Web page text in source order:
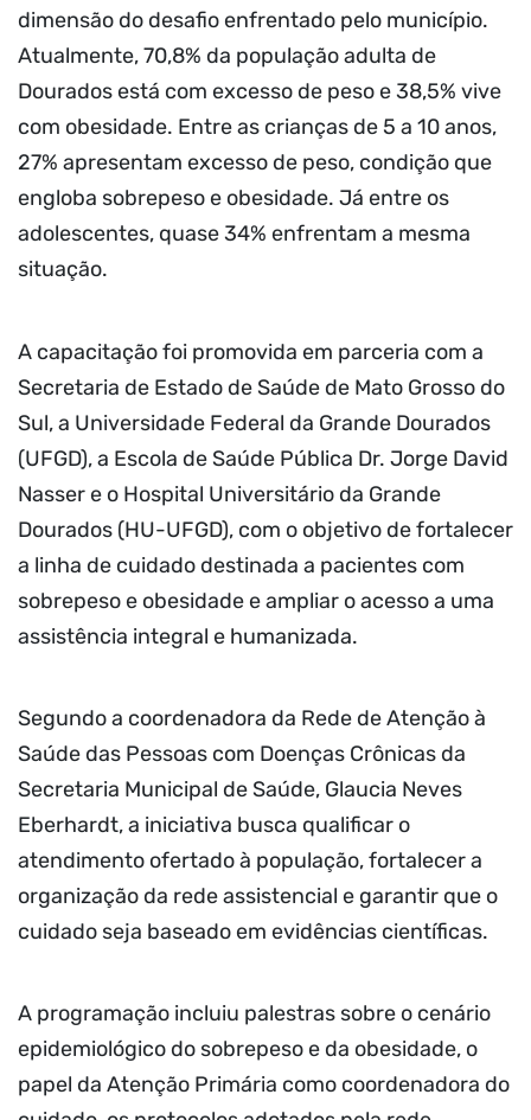
dimensão do desafio enfrentado pelo município.
Atualmente, 70,8% da população adulta de
Dourados está com excesso de peso e 38,5% vive
com obesidade. Entre as crianças de 5 a 10 anos,
27% apresentam excesso de peso, condição que
engloba sobrepeso e obesidade. Já entre os
adolescentes, quase 34% enfrentam a mesma
situação.
A capacitação foi promovida em parceria com a
Secretaria de Estado de Saúde de Mato Grosso do
Sul, a Universidade Federal da Grande Dourados
(UFGD), a Escola de Saúde Pública Dr. Jorge David
Nasser e o Hospital Universitário da Grande
Dourados (HU-UFGD), com o objetivo de fortalecer
a linha de cuidado destinada a pacientes com
sobrepeso e obesidade e ampliar o acesso a uma
assistência integral e humanizada.
Segundo a coordenadora da Rede de Atenção à
Saúde das Pessoas com Doenças Crônicas da
Secretaria Municipal de Saúde, Glaucia Neves
Eberhardt, a iniciativa busca qualificar o
atendimento ofertado à população, fortalecer a
organização da rede assistencial e garantir que o
cuidado seja baseado em evidências científicas.
A programação incluiu palestras sobre o cenário
epidemiológico do sobrepeso e da obesidade, o
papel da Atenção Primária como coordenadora do